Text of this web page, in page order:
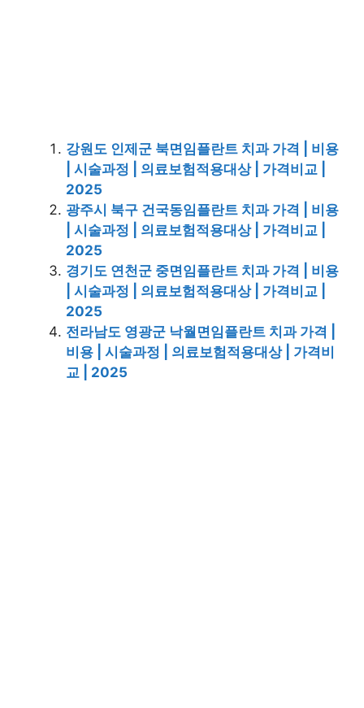
강원도 인제군 북면임플란트 치과 가격 | 비용
| 시술과정 | 의료보험적용대상 | 가격비교 |
2025
광주시 북구 건국동임플란트 치과 가격 | 비용
| 시술과정 | 의료보험적용대상 | 가격비교 |
2025
경기도 연천군 중면임플란트 치과 가격 | 비용
| 시술과정 | 의료보험적용대상 | 가격비교 |
2025
전라남도 영광군 낙월면임플란트 치과 가격 |
비용 | 시술과정 | 의료보험적용대상 | 가격비
교 | 2025